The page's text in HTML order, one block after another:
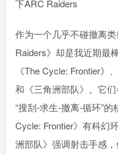
作为一个几乎不碰撤离
Raiders》却是我近期最
《The Cycle: Frontier》
和《三角洲部队》。它
“搜刮-求生-撤离-循环”
Cycle: Frontier》有科幻
洲部队》强调射击手感